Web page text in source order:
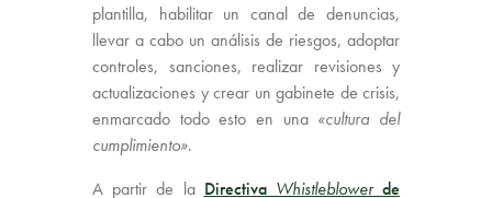
plantilla, habilitar un canal de denuncias,
llevar a cabo un análisis de riesgos, adoptar
controles, sanciones, realizar revisiones y
actualizaciones y crear un gabinete de crisis,
enmarcado todo esto en una «cultura del
cumplimiento».
A partir de la Directiva Whistleblowerde